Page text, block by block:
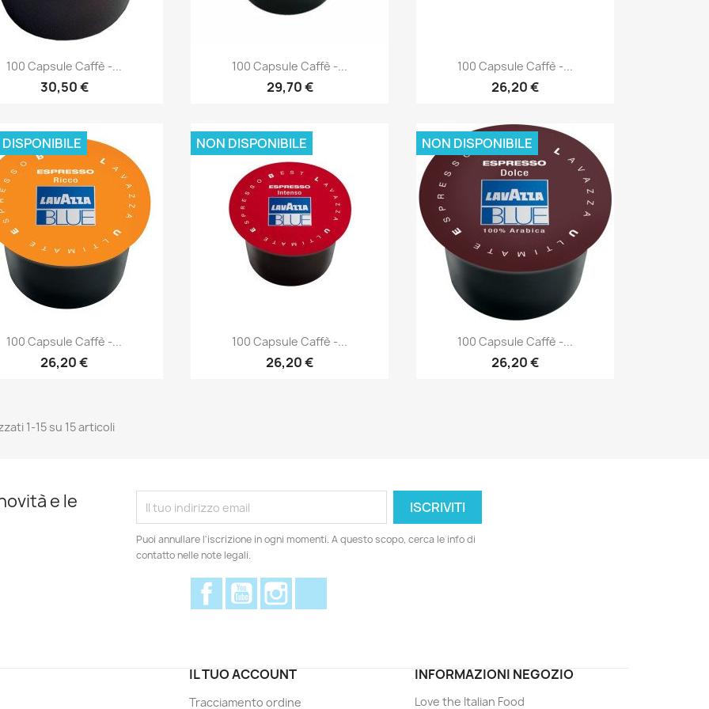
Anteprima
100 Capsule Caffè -...
30,50 €
Anteprima
100 Capsule Caffè -...
29,70 €
Anteprima
100 Capsule Caffè -...
26,20 €
Anteprima
100 Capsule Caffè -...
26,20 €
Anteprima
100 Capsule Caffè -...
26,20 €
NON DISPONIBILE
Anteprima
100 Capsule Caffè -...
26,20 €
NON DISPONIBILE
1-15 su 15 articoli
e le
Puoi annullare l'iscrizione in ogni momenti. A questo scopo, cerca le info di
contatto nelle note legali.
FacebookYouTube
IL TUO ACCOUNT
Tracciamento ordine
INFORMAZIONI NEGOZIO
Love the Italian Food